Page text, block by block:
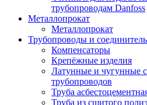
трубопроводам Danfoss
Металлопрокат
Металлопрокат
Трубопроводы и
Компенсаторы
Крепёжные изделия
Латунные и чугунные
трубопроводов
Труба
Труба из сшитого